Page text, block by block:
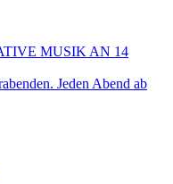
MUSIK AN 14
Jeden Abend ab